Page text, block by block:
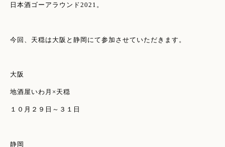
日本酒ゴーアラウンド2021。
今回、天穏は大阪と静岡にて参加させていただきます。
大阪
地酒屋いわ月×天穏
１０月２９日～３１日
静岡